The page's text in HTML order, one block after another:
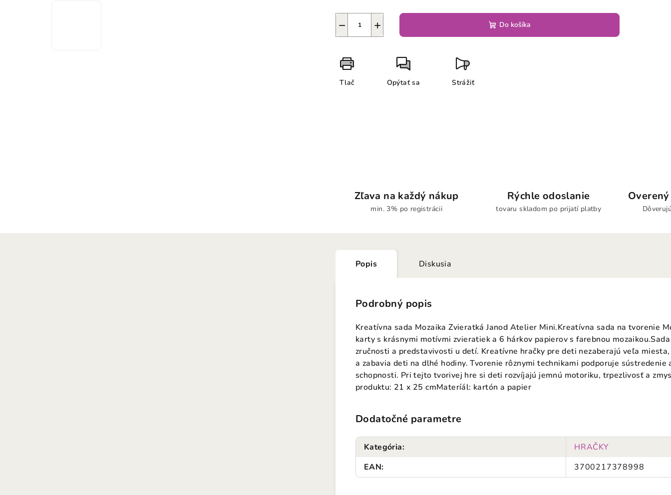
+
− Do košíka
Tlač Opýtať sa Strážiť
Zľava na každý nákup
min. 3% po registrácii
Rýchle odoslanie
tovaru skladom po prijatí platby
Popis Diskusia
Podrobný popis
Kreatívna sada Mozaika Zvieratká Janod Atelier Mini.Kreatívna sada na tvorenie
karty s krásnymi motívmi zvieratiek a 6 hárkov papierov s farebnou
zručnosti a predstavivosti u detí. Kreatívne hračky pre deti nezaberajú veľa
a zabavia deti na dlhé hodiny. Tvorenie rôznymi technikami podporuje
schopnosti. Pri tejto tvorivej hre si deti rozvíjajú jemnú motoriku, trpezlivosť a
produktu: 21 x 25 cmMateríál: kartón a papier
Dodatočné parametre
Kategória:
HRAČKY
EAN: 3700217378998